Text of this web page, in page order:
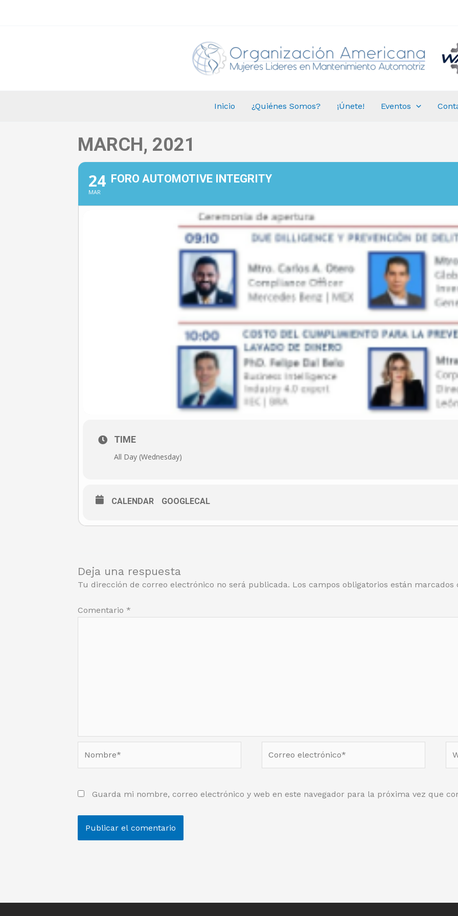
Inicio ¿Quiénes Somos? ¡Únete! Eventos
MARCH, 2021
24
MAR
FORO AUTOMOTIVE INTEGRITY
TIME
All Day (Wednesday)
CALENDAR GOOGLECAL
Deja una respuesta
Tu dirección de correo electrónico no será publicada. Los campos obligatorios están marcados
Comentario *
Guarda mi nombre, correo electrónico y web en este navegador para la próxima vez que